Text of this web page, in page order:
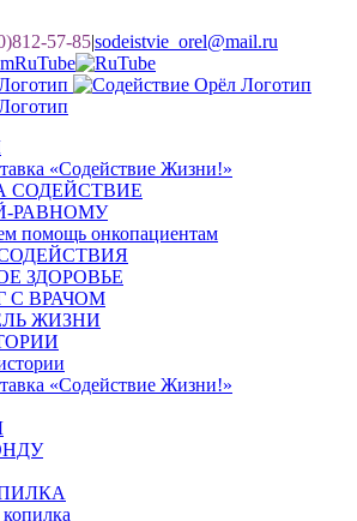
57-85|sodeistvie_orel@mail.ru
RuTube
«Содействие Жизни!»
СОДЕЙСТВИЕ
РАВНОМУ
помощь онкопациентам
ЗДОРОВЬЕ
С ВРАЧОМ
ЖИЗНИ
«Содействие Жизни!»